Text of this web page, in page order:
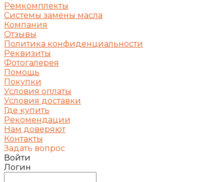
Ремкомплекты
Системы замены масла
Компания
Отзывы
Политика конфиденциальности
Реквизиты
Фотогалерея
Помощь
Покупки
Условия оплаты
Условия доставки
Где купить
Рекомендации
Нам доверяют
Контакты
Задать вопрос
Войти
Логин